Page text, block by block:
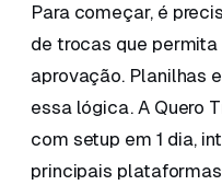
Para começar, é
de trocas que
aprovação. Planilhas
essa lógica. A Quero
com setup em 1 dia,
principais